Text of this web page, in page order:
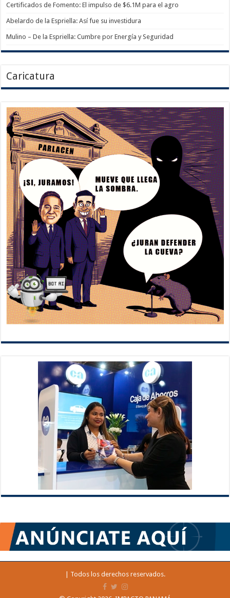
Certificados de Fomento: El impulso de $6.1M para el agro
Abelardo de la Espriella: Así fue su investidura
Mulino – De la Espriella: Cumbre por Energía y Seguridad
Caricatura
| Todos los derechos reservados.